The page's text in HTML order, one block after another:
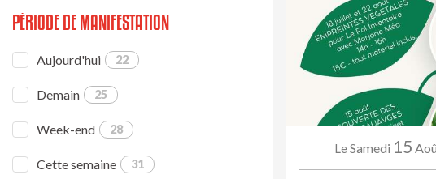
PÉRIODE DE MANIFESTATION
Aujourd'hui 22
Demain 25
Week-end 28
Cette semaine 31
LeSamedi 15